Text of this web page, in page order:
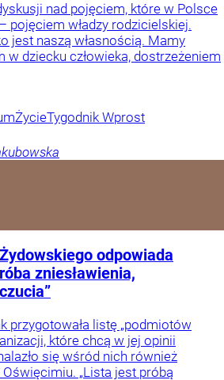
nad pojęciem, które w Polsce
pojęciem władzy rodzicielskiej.
jest naszą własnością. Mamy
w dziecku człowieka, dostrzeżeniem
ŻycieTygodnik Wprost
odpowiada
zniesławienia,
przygotowała listę „podmiotów
które chcą w jej opinii
się wśród nich również
„Lista jest próbą